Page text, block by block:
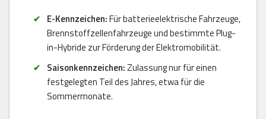
E-Kennzeichen:Für batterieelektrische Fahrzeuge,
Brennstoffzellenfahrzeuge und bestimmte Plug-
in-Hybride zur Förderung der Elektromobilität.
Saisonkennzeichen:Zulassung nur für einen
festgelegten Teil des Jahres, etwa für die
Sommermonate.